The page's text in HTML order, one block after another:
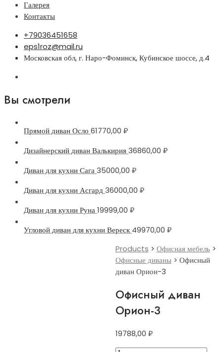
Галерея
Контакты
+79036451658
eps1roz@mail.ru
Московская обл, г. Наро-Фоминск, Кубинское шоссе, д.4
Вы смотрели
Прямой диван Осло 61770,00 ₽
Дизайнерский диван Валькирия36860,00 ₽
Диван для кухни Сага35000,00 ₽
Диван для кухни Асгард36000,00 ₽
Диван для кухни Руна19999,00 ₽
Угловой диван для кухни Вереск 49970,00 ₽
Products > Офисная мебель>
Офисные диваны> Офисный
диван Орион-3
Офисный диван
Орион-3
19788,00 ₽